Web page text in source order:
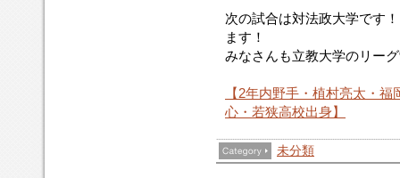
次の試合は対法政大学です
ます！
みなさんも立教大学のリー
【2年内野手・植村亮太・
心・若狭高校出身】
未分類